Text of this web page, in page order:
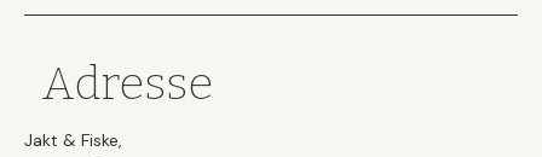
Adresse
Jakt & Fiske,